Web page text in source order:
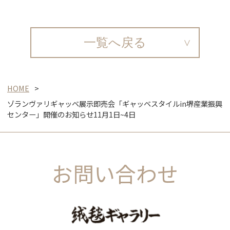
一覧へ戻る
HOME
ゾランヴァリギャッベ展示即売会「ギャッベスタイルin堺産業振興
センター」開催のお知らせ11月1日~4日
お問い合わせ